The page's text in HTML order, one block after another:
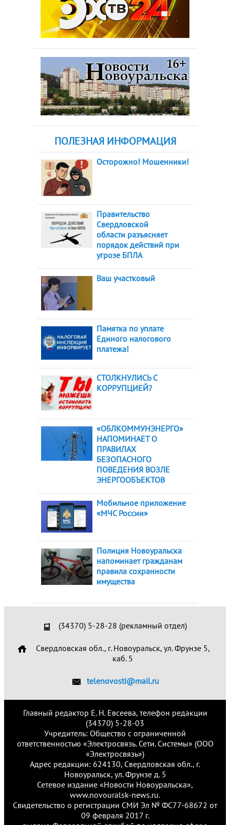
ПОЛЕЗНАЯ ИНФОРМАЦИЯ
Осторожно! Мошенники!
Правительство
Свердловской
области разъясняет
порядок действий при
угрозе БПЛА
Ваш участковый
Памятка по уплате
Единого налогового
платежа!
СТОЛКНУЛИСЬ С
КОРРУПЦИЕЙ?
«ОБЛКОММУНЭНЕРГО»
НАПОМИНАЕТ О
ПРАВИЛАХ
БЕЗОПАСНОГО
ПОВЕДЕНИЯ ВОЗЛЕ
ЭНЕРГООБЪЕКТОВ
Мобильное приложение
«МЧС России»
Полиция Новоуральска
напоминает гражданам
правила сохранности
имущества
(34370) 5-28-28 (рекламный отдел)
Свердловская обл., г. Новоуральск, ул. Фрунзе 5,
каб. 5
telenovosti@mail.ru
Главный редактор Е. Н. Евсеева, телефон редакции
(34370) 5-28-03
Учредитель: Общество с ограниченной
ответственностью «Электросвязь. Сети. Системы» (ООО
«Электросвязь»)
Адрес редакции: 624130, Свердловская обл., г.
Новоуральск, ул. Фрунзе д. 5
Сетевое издание «Новости Новоуральска»,
www.novouralsk-news.ru.
Свидетельство о регистрации СМИ Эл № ФС77-68672 от
09 февраля 2017 г.